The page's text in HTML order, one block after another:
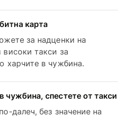
карта
за надценки на
високи такси за
харчите в чужбина.
чужбина, спестете от такси
далеч, без значение на